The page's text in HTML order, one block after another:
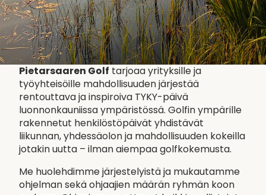
Pietarsaaren Golf tarjoaa yrityksille ja
työyhteisöille mahdollisuuden järjestää
rentouttava ja inspiroiva TYKY-päivä
luonnonkauniissa ympäristössä. Golfin ympärille
rakennetut henkilöstöpäivät yhdistävät
liikunnan, yhdessäolon ja mahdollisuuden kokeilla
jotakin uutta – ilman aiempaa golfkokemusta.
Me huolehdimme järjestelyistä ja mukautamme
ohjelman sekä ohjaajien määrän ryhmän koon